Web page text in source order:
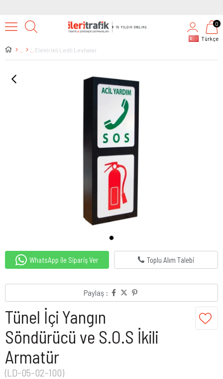
Türkçe
0
Elektrikli Ledli Levhalar
WhatsApp ile Sipariş Ver Toplu Alım Talebi
Paylaş :
Tünel İçi Yangın
Söndürücü ve S.O.S İkili
Armatür
(LD-05-02-100)